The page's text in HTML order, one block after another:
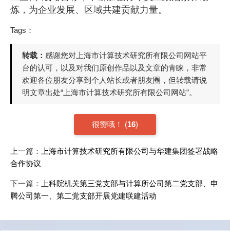
炼，为企业发展、区域共建贡献力量。
Tags：
转载： 感谢您对上海市计算技术研究所有限公司网站平
台的认可，以及对我们原创作品以及文章的青睐，非常
欢迎各位朋友分享到个人站长或者朋友圈，但转载请说
明文章出处“上海市计算技术研究所有限公司网站”。
很赞哦！ (16)
上一篇：
上海市计算技术研究所有限公司与华建集团签署战略
合作协议
下一篇：
上科院机关第三党支部与计算所公司第二党支部、申
腾公司第一、第二党支部开展党建联建活动